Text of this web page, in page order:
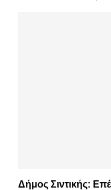
Δήμος Σιντικής: